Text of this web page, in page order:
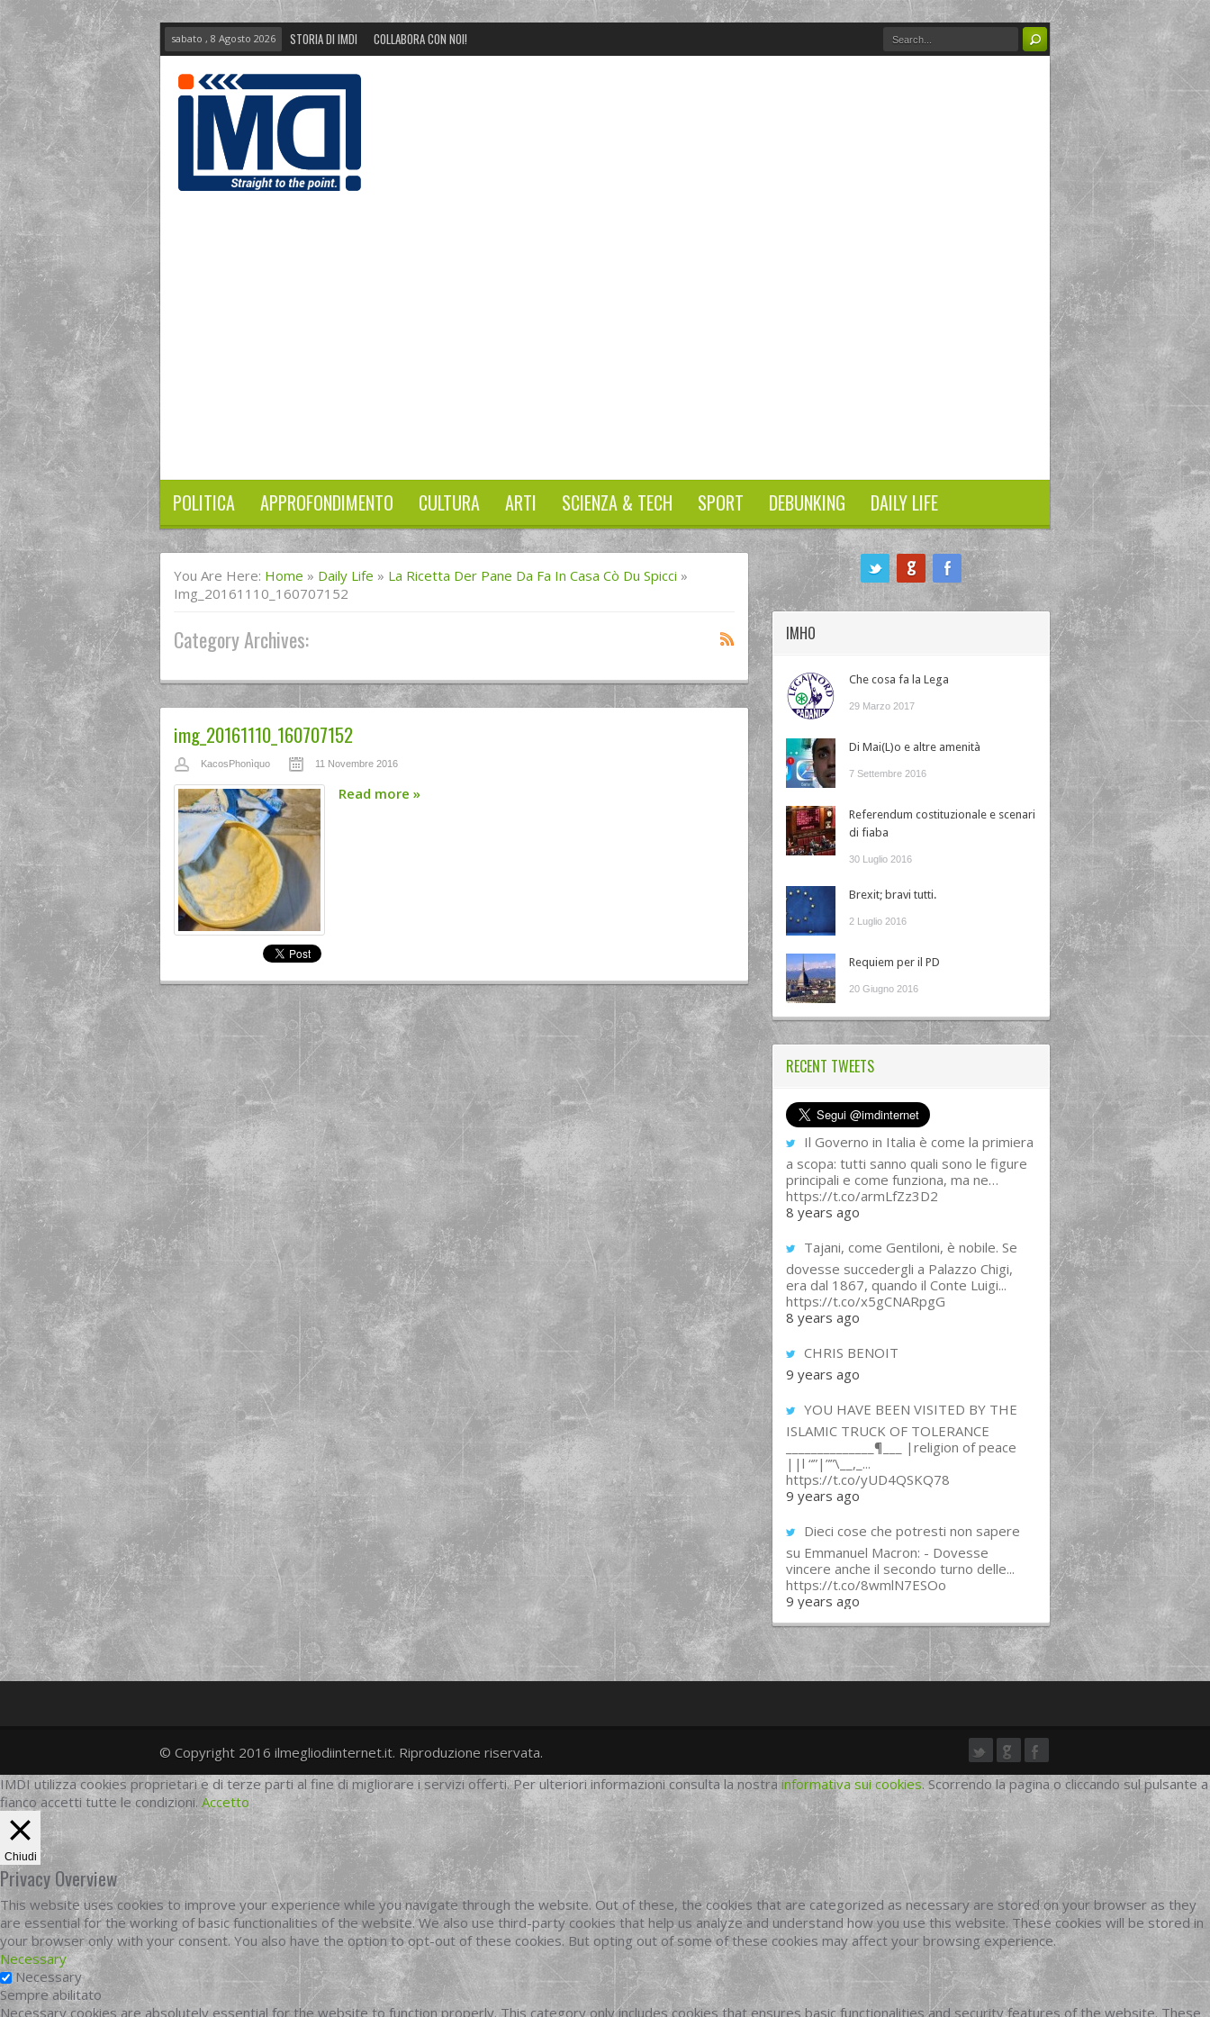
sabato , 8 Agosto 2026 STORIA DI IMDI COLLABORA CON NOI!
POLITICA APPROFONDIMENTO CULTURA ARTI SCIENZA & TECH SPORT DEBUNKING DAILY LIFE
You Are Here: Home » Daily Life » La Ricetta Der Pane Da Fa In Casa Cò Du Spicci »
Img_20161110_160707152
Category Archives:
img_20161110_160707152
KacosPhonìquo 11 Novembre 2016
Read more »
IMHO
Che cosa fa la Lega
29 Marzo 2017
Di Mai(L)o e altre amenità
7 Settembre 2016
Referendum costituzionale e scenari
di fiaba
30 Luglio 2016
Brexit; bravi tutti.
2 Luglio 2016
Requiem per il PD
20 Giugno 2016
RECENT TWEETS
Il Governo in Italia è come la primiera
a scopa: tutti sanno quali sono le figure
principali e come funziona, ma ne…
https://t.co/armLfZz3D2
8 years ago
Tajani, come Gentiloni, è nobile. Se
dovesse succedergli a Palazzo Chigi,
era dal 1867, quando il Conte Luigi...
https://t.co/x5gCNARpgG
8 years ago
CHRIS BENOIT
9 years ago
YOU HAVE BEEN VISITED BY THE
ISLAMIC TRUCK OF TOLERANCE
______________¶___ |religion of peace
||l “”|””\__,_...
https://t.co/yUD4QSKQ78
9 years ago
Dieci cose che potresti non sapere
su Emmanuel Macron: - Dovesse
vincere anche il secondo turno delle...
https://t.co/8wmlN7ESOo
9 years ago
twittergoogleplus
facebook
© Copyright 2016 ilmegliodiinternet.it. Riproduzione riservata.
IMDI utilizza cookies proprietari e di terze parti al fine di migliorare i servizi offerti. Per ulteriori informazioni consulta la nostra informativa sui cookies. Scorrendo la pagina o cliccando sul pulsante a
fianco accetti tutte le condizioni. Accetto
Chiudi
Privacy Overview
This website uses cookies to improve your experience while you navigate through the website. Out of these, the cookies that are categorized as necessary are stored on your browser as they
are essential for the working of basic functionalities of the website. We also use third-party cookies that help us analyze and understand how you use this website. These cookies will be stored in
your browser only with your consent. You also have the option to opt-out of these cookies. But opting out of some of these cookies may affect your browsing experience.
Necessary
Necessary
Sempre abilitato
Necessary cookies are absolutely essential for the website to function properly. This category only includes cookies that ensures basic functionalities and security features of the website. These